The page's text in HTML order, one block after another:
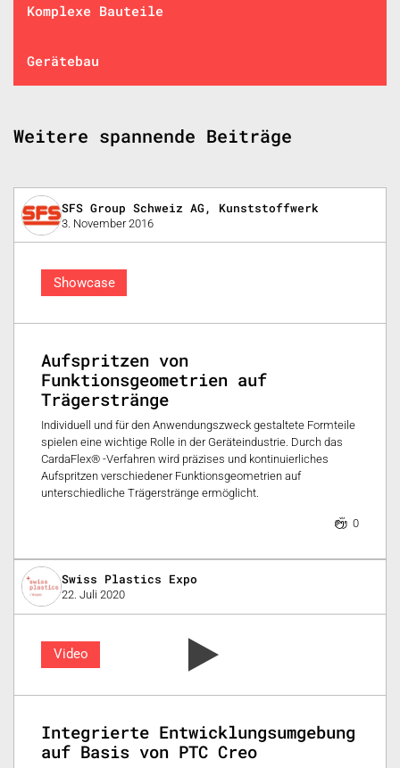
Komplexe Bauteile
Gerätebau
Weitere spannende Beiträge
SFS Group Schweiz AG, Kunststoffwerk
3. November 2016
Showcase
Aufspritzen von
Funktionsgeometrien auf
Trägerstränge
Individuell und für den Anwendungszweck gestaltete Formteile
spielen eine wichtige Rolle in der Geräteindustrie. Durch das
CardaFlex® -Verfahren wird präzises und kontinuierliches
Aufspritzen verschiedener Funktionsgeometrien auf
unterschiedliche Trägerstränge ermöglicht.
0
Swiss Plastics Expo
22. Juli 2020
Video
Integrierte Entwicklungsumgebung
auf Basis von PTC Creo